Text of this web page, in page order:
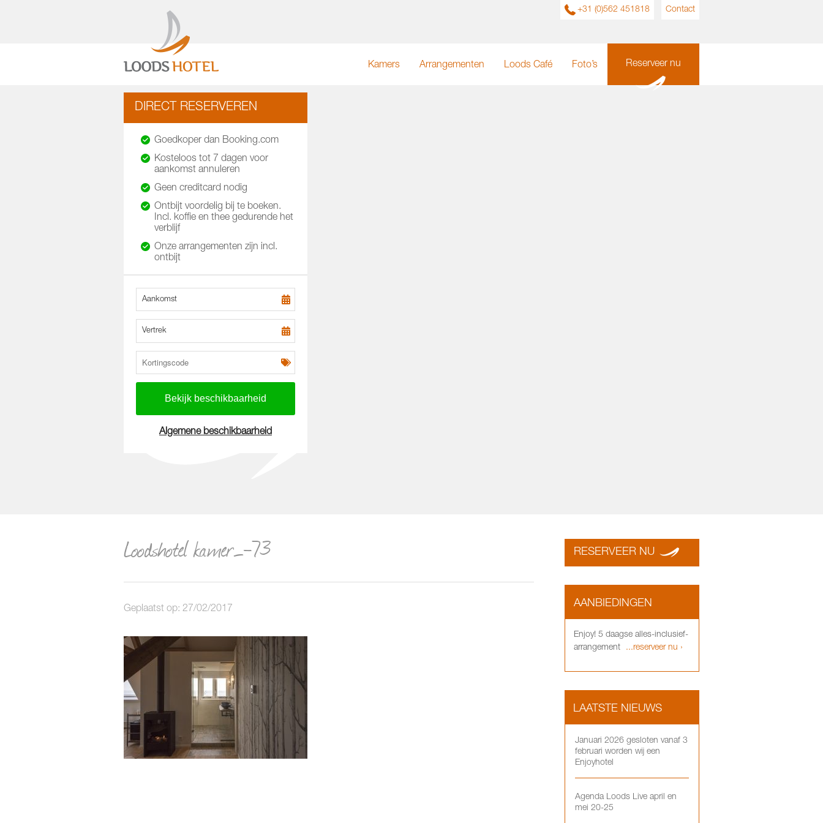
+31 (0)562 451818 Contact
Kamers Arrangementen Loods Café Foto’s Reserveer nu
DIRECT RESERVEREN
Goedkoper dan Booking.com
Kosteloos tot 7 dagen voor
aankomst annuleren
Geen creditcard nodig
Ontbijt voordelig bij te boeken.
Incl. koffie en thee gedurende het
verblijf
Onze arrangementen zijn incl.
ontbijt
Aankomst
Vertrek
Algemene beschikbaarheid
Loodshotel kamer_-73
Geplaatst op: 27/02/2017
RESERVEER NU
AANBIEDINGEN
Enjoy! 5 daagse alles-inclusief-
arrangement
...reserveer nu ›
LAATSTE NIEUWS
Januari 2026 gesloten vanaf 3
februari worden wij een
Enjoyhotel
Agenda Loods Live april en
mei 20-25